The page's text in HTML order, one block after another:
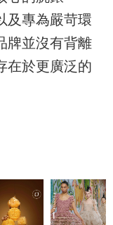
及專為嚴苛環
並沒有背離
在於更廣泛的